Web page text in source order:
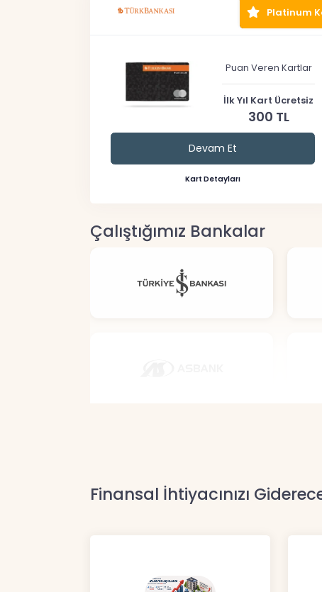
Platinum
Puan Veren Kartlar
İlk Yıl Kart Ücretsiz
300 TL
Devam Et
Kart Detayları
Çalıştığımız Bankalar
Finansal İhtiyacınızı